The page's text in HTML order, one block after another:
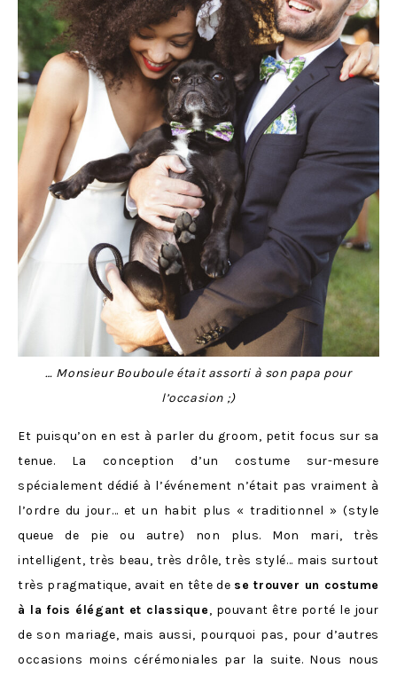
… Monsieur Bouboule était assorti à son papa pour
l’occasion ;)
Et puisqu’on en est à parler du groom, petit focus sur sa
tenue. La conception d’un costume sur-mesure
spécialement dédié à l’événement n’était pas vraiment à
l’ordre du jour… et un habit plus « traditionnel » (style
queue de pie ou autre) non plus. Mon mari, très
intelligent, très beau, très drôle, très stylé… mais surtout
très pragmatique, avait en tête de se trouver un costume
à la fois élégant et classique, pouvant être porté le jour
de son mariage, mais aussi, pourquoi pas, pour d’autres
occasions moins cérémoniales par la suite. Nous nous